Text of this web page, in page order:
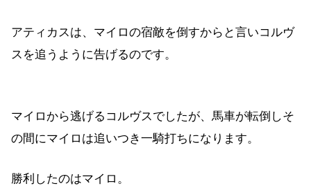
アティカスは、マイロの宿敵を倒すからと言いコルヴ
スを追うように告げるのです。
マイロから逃げるコルヴスでしたが、馬車が転倒しそ
の間にマイロは追いつき一騎打ちになります。
勝利したのはマイロ。